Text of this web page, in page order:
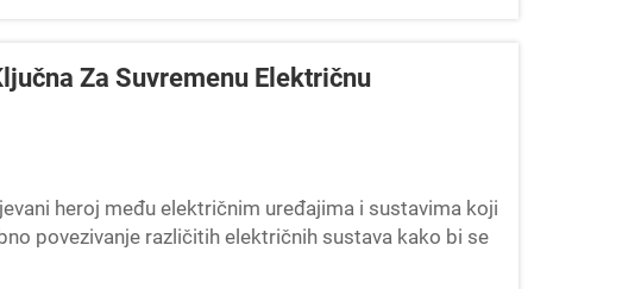
Za Suvremenu Električnu
heroj među električnim uređajima i sustavima koji
povezivanje različitih električnih sustava kako bi se
od proizvodnih stanica do krajnjeg...